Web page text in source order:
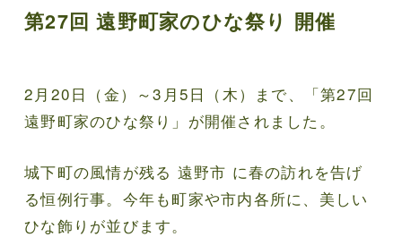
第27回 遠野町家のひな祭り 開催
2月20日（金）～3月5日（木）まで、「第27回
遠野町家のひな祭り」が開催されました。
城下町の風情が残る 遠野市 に春の訪れを告げ
る恒例行事。今年も町家や市内各所に、美しい
ひな飾りが並びます。